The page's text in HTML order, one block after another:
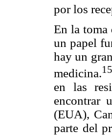
por los
En la toma
un papel
hay un
medicina.
en las
encontrar
(EUA),
parte del